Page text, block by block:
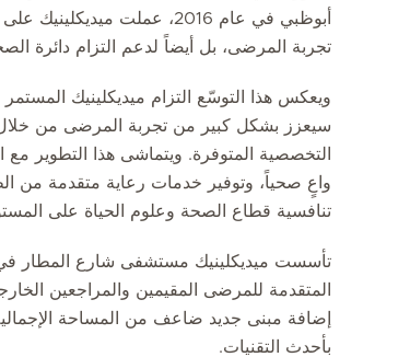
أبوظبي في عام 2016، عملت
تجربة المرضى، بل أيضاً لدعم التزام دائرة
ويعكس هذا التوسّع التزام ميديكلينيك
سيعزز بشكل كبير من تجربة المرضى من
التخصصية المتوفرة. ويتماشى هذا التطوير مع
واعٍ صحياً، وتوفير خدمات رعاية متقدمة من
تنافسية قطاع الصحة وعلوم الحياة على
إضافة مبنى جديد ضاعف من المساحة
بأحدث التقنيات.